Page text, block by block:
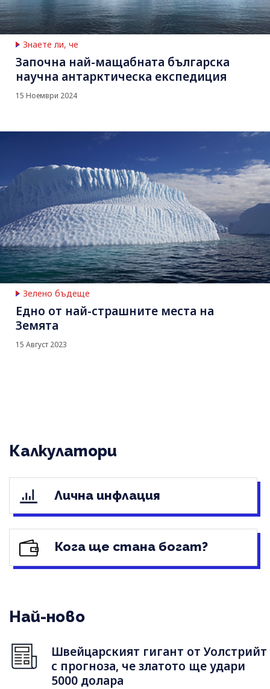
Знаете ли, че
Започна най-мащабната българска
научна антарктическа експедиция
15 Ноември 2024
Зелено бъдеще
Едно от най-страшните места на
Земята
15 Август 2023
Калкулатори
Лична инфлация
Кога ще стана богат?
Най-ново
Швейцарският гигант от Уолстрийт
с прогноза, че златото ще удари
5000 долара